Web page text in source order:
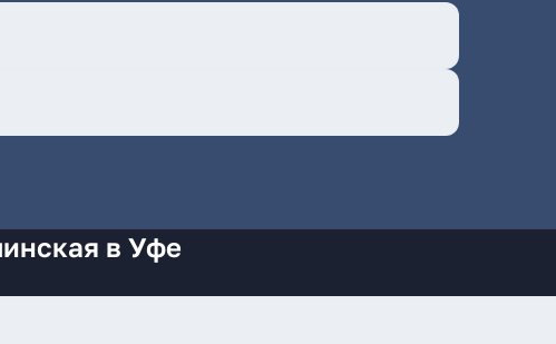
в Уфе